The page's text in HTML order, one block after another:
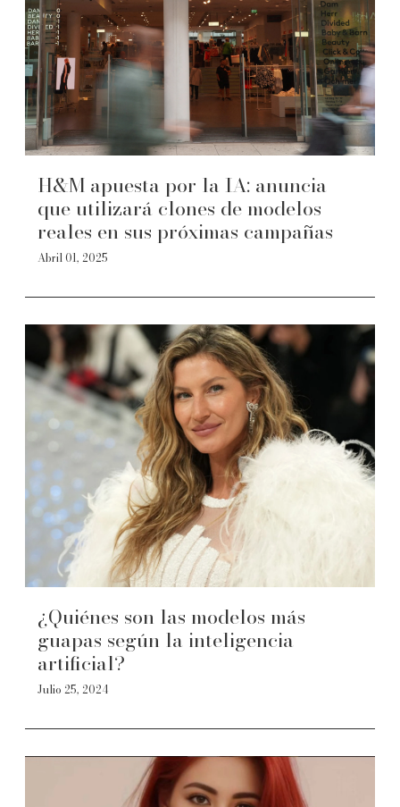
H&M apuesta por la IA: anuncia
que utilizará clones de modelos
reales en sus próximas campañas
Abril 01, 2025
¿Quiénes son las modelos más
guapas según la inteligencia
artificial?
Julio 25, 2024